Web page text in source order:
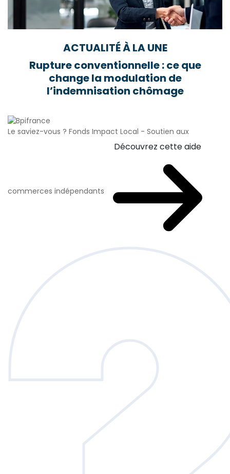
ACTUALITÉ À LA UNE
Rupture conventionnelle : ce que
change la modulation de
l’indemnisation chômage
Le saviez-vous ? Fonds Impact Local - Soutien aux
commerces indépendants
Découvrez cette aide